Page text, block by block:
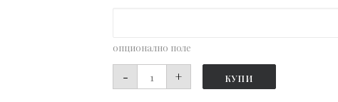
опционално поле
-
количество
за
+ КУПИ